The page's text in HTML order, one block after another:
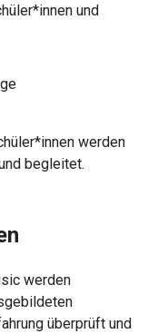
und
werden
begleitet.
werden
überprüft und